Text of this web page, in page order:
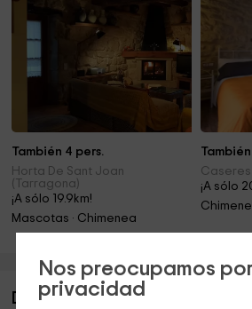
Nos preocupamos
privacidad
También 4 pers.
Horta De Sant Joan
(Tarragona)
¡A sólo 19.9km!
Mascotas · Chimenea
¡A sólo
Descripción de Caseta de l'Hort